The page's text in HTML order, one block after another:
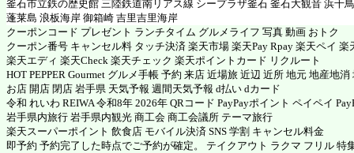
釜石市立鉄の歴史館 三陸鉄道南リアス線 シープラザ釜石 釜石大観音 浜千
蓬莱島 浪板海岸 御箱崎 吉里吉里海岸
クーポンコード プレゼント ランチタイム グルメライフ 写真 動画 おトク
クーポン番号 キャンセル料 タッチ決済 楽天市場 楽天Pay Rpay 楽天ペイ 楽
楽天エディ 楽天Check 楽天チェック 楽天ポイントカード リクルート
HOT PEPPER Gourmet グルメ手帳 予約 来店 近場旅 近辺 近所 地元 地産地
お店 開店 閉店 岩手県 天気予報 週間天気予報 d払い dカード
令和 れいわ REIWA 令和8年 2026年 QRコード PayPayポイント ペイペイ
岩手県内旅行 岩手県内観光 商工会 商工会議所 テーマ旅行
楽天スーパーポイント 飲食店 モバイル決済 SNS 学割 キャンセル料金
即予約 予約完了した時点でご予約が確定。 テイクアウト ラクマ フリル 特